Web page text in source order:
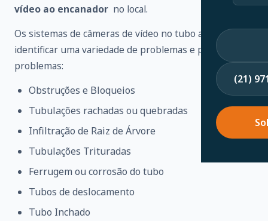
(21)
vídeo ao encanador no local.
Os sistemas de câmeras de vídeo no tubo ajudam a
identificar uma variedade de problemas e possíveis
problemas:
Obstruções e Bloqueios
Tubulações rachadas ou quebradas
Infiltração de Raiz de Árvore
Tubulações Trituradas
Ferrugem ou corrosão do tubo
Tubos de deslocamento
Tubo Inchado